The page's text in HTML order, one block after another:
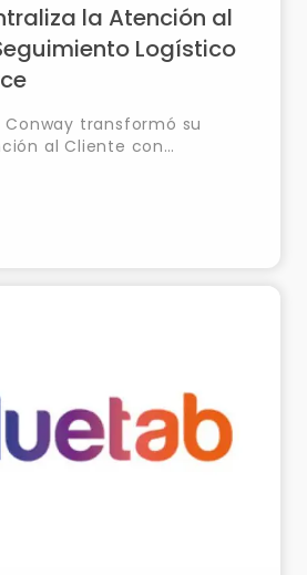
la Atención al
Logístico
transformó su
al Cliente con